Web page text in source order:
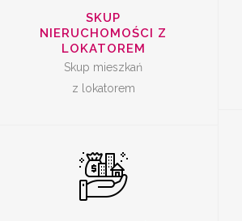
SKUP
NIERUCHOMOŚCI Z
LOKATOREM
Skup mieszkań
z lokatorem
NIERUCHOMOŚCI Z
PROBLEMAMI